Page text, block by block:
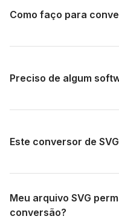
Como faço para
Preciso de algum
Este conversor de
Meu arquivo SVG
conversão?